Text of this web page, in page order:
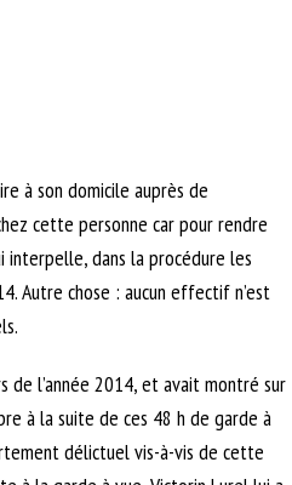
à son domicile auprès de
cette personne car pour rendre
interpelle, dans la procédure les
Autre chose : aucun effectif n’est
de l’année 2014, et avait montré sur
à la suite de ces 48 h de garde à
délictuel vis-à-vis de cette